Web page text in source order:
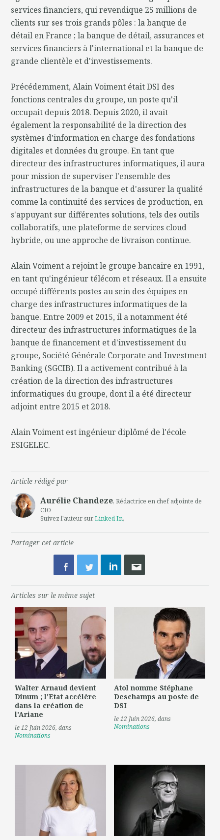
services financiers, qui revendique 25 millions de
clients sur ses trois grands pôles : la banque de
détail en France ; la banque de détail, assurances et
services financiers à l'international et la banque de
grande clientèle et d'investissements.
Précédemment, Alain Voiment était DSI des
fonctions centrales du groupe, un poste qu'il
occupait depuis 2018. Depuis 2020, il avait
également la responsabilité de la direction des
systèmes d'information en charge des fondations
digitales et données du groupe. En tant que
directeur des infrastructures informatiques, il aura
pour mission de superviser l'ensemble des
infrastructures de la banque et d'assurer la qualité
comme la continuité des services de production, en
s'appuyant sur différentes solutions, tels des outils
collaboratifs, une plateforme de services cloud
hybride, ou une approche de livraison continue.
Alain Voiment a rejoint le groupe bancaire en 1991,
en tant qu'ingénieur télécom et réseaux. Il a ensuite
occupé différents postes au sein des équipes en
charge des infrastructures informatiques de la
banque. Entre 2009 et 2015, il a notamment été
directeur des infrastructures informatiques de la
banque de financement et d'investissement du
groupe, Société Générale Corporate and Investment
Banking (SGCIB). Il a activement contribué à la
création de la direction des infrastructures
informatiques du groupe, dont il a été directeur
adjoint entre 2015 et 2018.
Alain Voiment est ingénieur diplômé de l'école
ESIGELEC.
Article rédigé par
Aurélie Chandeze, Rédactrice en chef adjointe de
CIO
Suivez l'auteur surLinked In,
Partager cet article
Articles sur le même sujet
Walter Arnaud devient
Dinum ; l'Etat accélère
dans la création de
l'Ariane
le 12 Juin 2026, dans
Nominations
Atol nomme Stéphane
Deschamps au poste de
DSI
le 12 Juin 2026, dans
Nominations